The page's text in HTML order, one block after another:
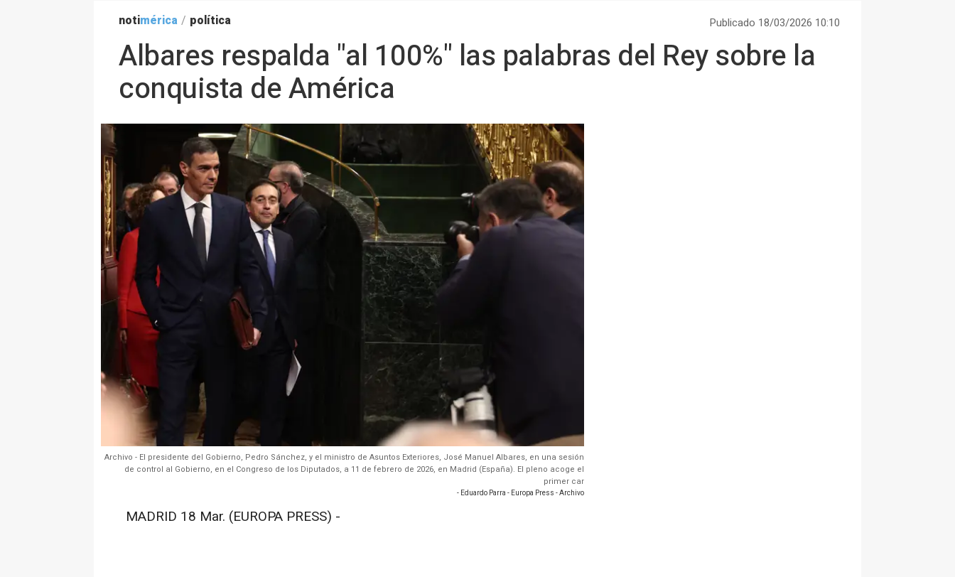
notimérica / política Publicado 18/03/2026 10:10
Albares respalda "al 100%" las palabras del Rey sobre la
conquista de América
Archivo - El presidente del Gobierno, Pedro Sánchez, y el ministro de Asuntos Exteriores, José Manuel Albares, en una sesión
de control al Gobierno, en el Congreso de los Diputados, a 11 de febrero de 2026, en Madrid (España). El pleno acoge el
primer car
- Eduardo Parra - Europa Press - Archivo
MADRID 18 Mar. (EUROPA PRESS) -